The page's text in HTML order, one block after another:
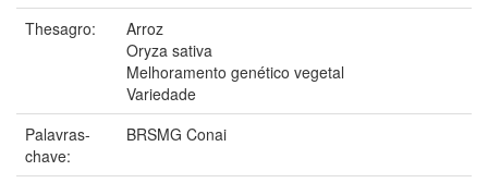
Thesagro:
Arroz
Oryza sativa
Melhoramento genético vegetal
Variedade
Palavras-
chave:
BRSMG Conai